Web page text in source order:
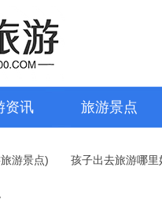
资讯 旅游景点
景点) 孩子出去旅游哪里好